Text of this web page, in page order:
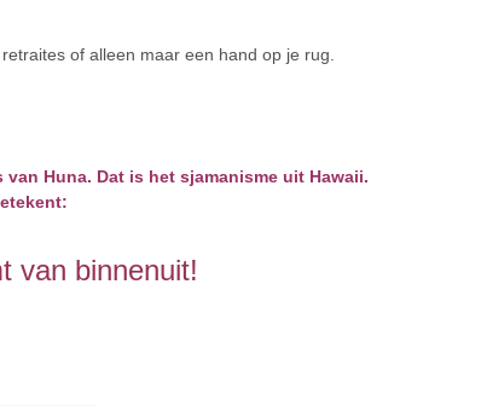
of alleen maar een hand op je rug.
Huna. Dat is het sjamanisme uit Hawaii.
van binnenuit!